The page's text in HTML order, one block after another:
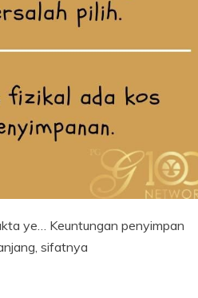
ye… Keuntungan penyimpan
sifatnya